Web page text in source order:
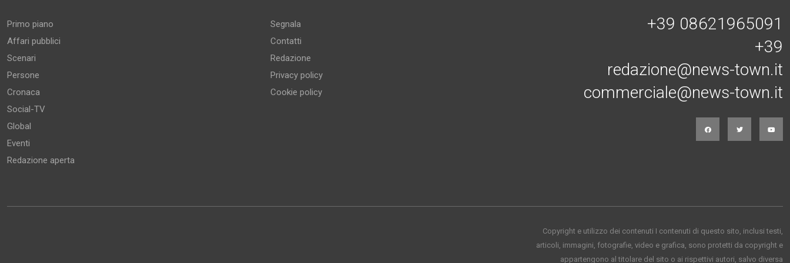
Primo piano
Affari pubblici
Scenari
Persone
Cronaca
Social-TV
Global
Eventi
Redazione aperta
Segnala
Contatti
Redazione
Privacy policy
Cookie policy
+39 08621965091
+39
redazione@news-town.it
commerciale@news-town.it
Copyright e utilizzo dei contenuti I contenuti di questo sito, inclusi testi,
articoli, immagini, fotografie, video e grafica, sono protetti da copyright e
appartengono al titolare del sito o ai rispettivi autori, salvo diversa